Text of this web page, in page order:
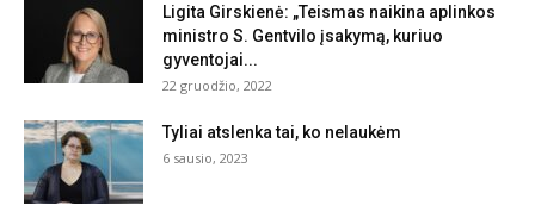
Ligita Girskienė: „Teismas naikina aplinkos
ministro S. Gentvilo įsakymą, kuriuo
gyventojai...
22 gruodžio, 2022
Tyliai atslenka tai, ko nelaukėm
6 sausio, 2023